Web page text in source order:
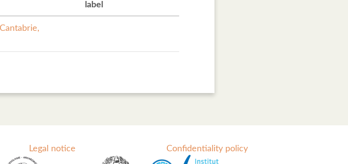
label
Legal notice Confidentiality policy